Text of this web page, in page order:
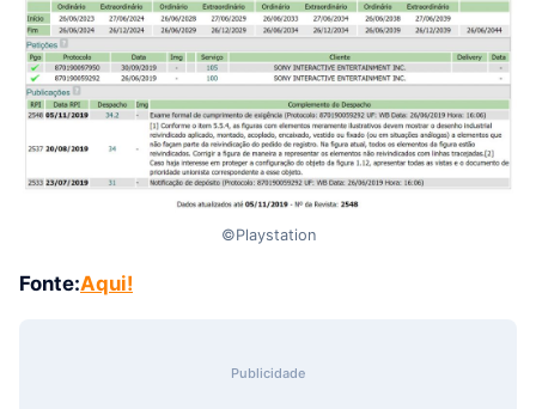
©Playstation
Fonte:Aqui!
Publicidade